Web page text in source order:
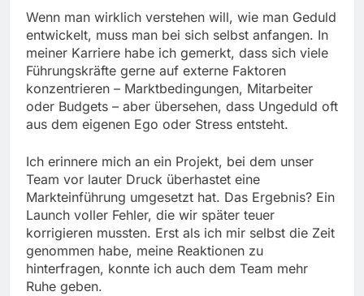
Wenn man wirklich verstehen will, wie man Geduld
entwickelt, muss man bei sich selbst anfangen. In
meiner Karriere habe ich gemerkt, dass sich viele
Führungskräfte gerne auf externe Faktoren
konzentrieren – Marktbedingungen, Mitarbeiter
oder Budgets – aber übersehen, dass Ungeduld oft
aus dem eigenen Ego oder Stress entsteht.
Ich erinnere mich an ein Projekt, bei dem unser
Team vor lauter Druck überhastet eine
Markteinführung umgesetzt hat. Das Ergebnis? Ein
Launch voller Fehler, die wir später teuer
korrigieren mussten. Erst als ich mir selbst die Zeit
genommen habe, meine Reaktionen zu
hinterfragen, konnte ich auch dem Team mehr
Ruhe geben.